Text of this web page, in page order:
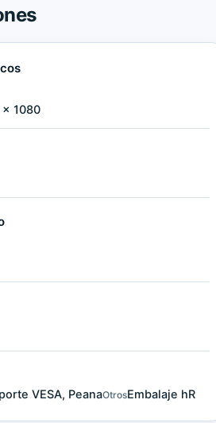
× 1080
VESA, PeanaOtrosEmbalaje hR